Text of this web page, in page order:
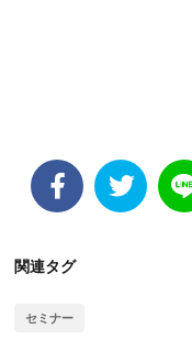
関連タグ
セミナー